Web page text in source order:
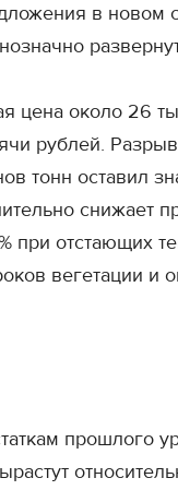
в
цена около 26
рублей.
тонн оставил
снижает
отстающих
вегетации и
прошлого